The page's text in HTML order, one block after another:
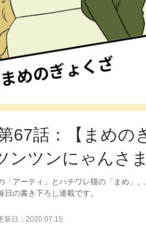
67話：【まめ
ンツンにゃんさ
「アーティ」とハチワレ猫の「まめ」
の書き下ろし連載です。
新日： 2020.07.15